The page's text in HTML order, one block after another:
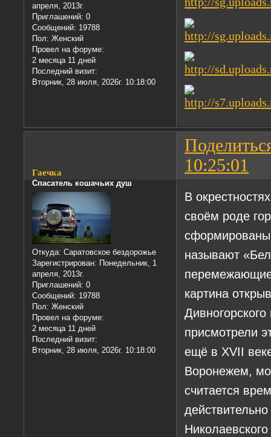
апреля, 2013г.
Приглашений: 0
Сообщений: 19788
Пол: Женский
Провел на форуме:
2 месяца 11 дней
Последний визит:
Вторник, 28 июля, 2026г. 10:18:00
10:25:01
Гаечка
Спасатель кошачьих душ
Откуда: Саратовское бездорожье
Зарегистрирован: Понедельник, 1
апреля, 2013г.
Приглашений: 0
Сообщений: 19788
Пол: Женский
Провел на форуме:
2 месяца 11 дней
Последний визит:
Вторник, 28 июля, 2026г. 10:18:00
В
своём роде
называют
картина
присмотрели
ещё в XVII
Воронежем,
считается